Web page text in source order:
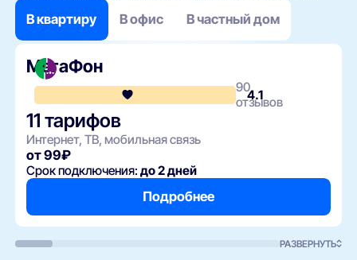
В квартиру
В офис В частный дом
МегаФон
4.1
90
отзывов
11 тарифов
Интернет, ТВ, мобильная связь
от 99₽
Срок подключения:до 2 дней
Подробнее
РАЗВЕРНУТЬ